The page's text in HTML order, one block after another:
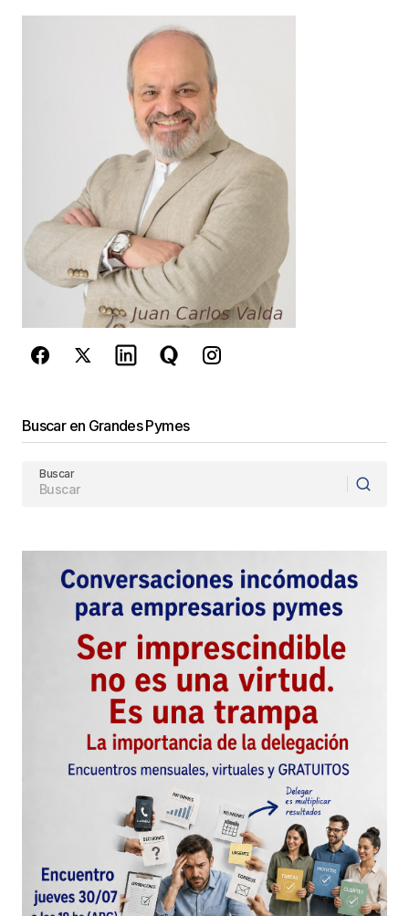
*
Guarda mi nombre, correo electrónico y web en
este navegador para la próxima vez que
comente.
Este sitio esta protegido por
reCAPTCHA y la Política de
privacidad y los Términos del servicio
de Googlese aplican.
Buscar en Grandes Pymes
Buscar